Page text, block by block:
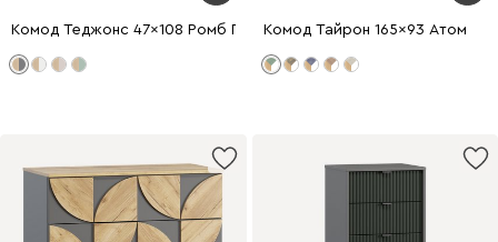
Комод Теджонс 47x108 Ромб ГрафитовыйКомод Тайрон 165x93 Атом